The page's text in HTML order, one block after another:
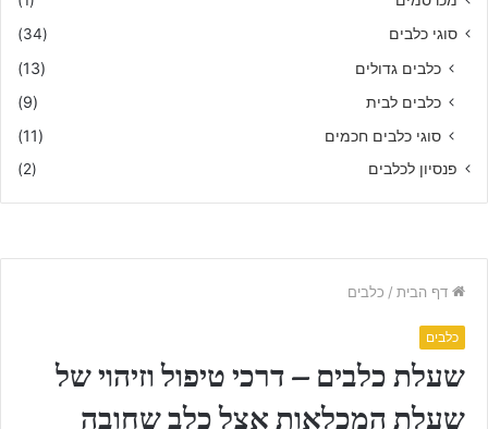
סוגי כלבים
(34)
כלבים גדולים
(13)
כלבים לבית
(9)
סוגי כלבים חכמים
(11)
פנסיון לכלבים (2)